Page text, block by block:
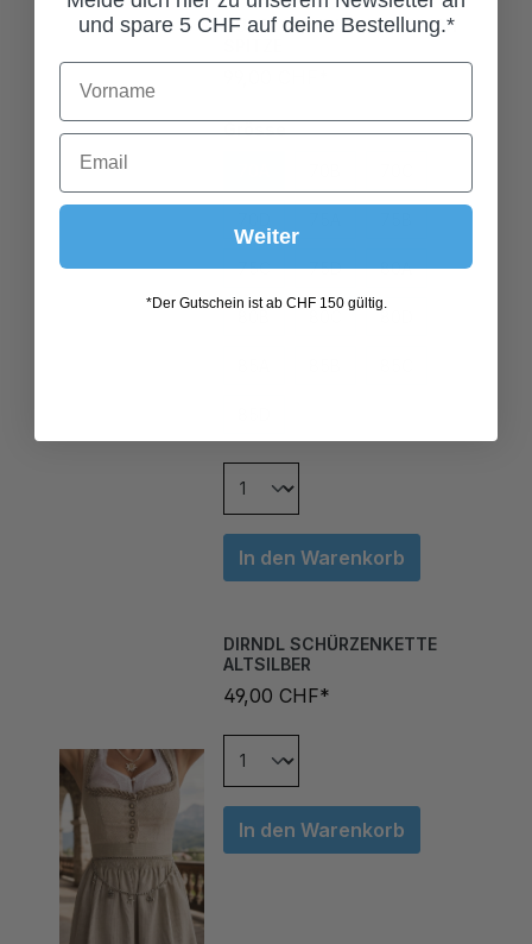
SPITZE
70D 75A 75B
75C
In den Warenkorb
ALTSILBER
49,00 CHF*
In den Warenkorb
und spare 5 CHF auf deine Bestellung.*
Weiter
*Der Gutschein ist ab CHF 150 gültig.